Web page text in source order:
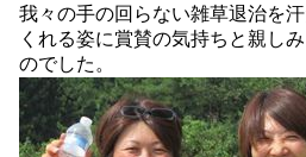
我々の手の回らない雑草退治を
くれる姿に賞賛の気持ちと親し
のでした。